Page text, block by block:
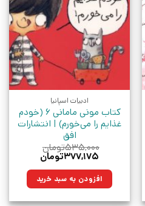
ادبیات اسپانیا
کتاب مونی مامانی 6 (خودم
غذایم را می‌خورم) | انتشارات
افق
۵۳۵,۰۰۰تومان
قیمت
۵۳۵,۰۰۰تومان
بود.
۳۷۷,۱۷۵تومان
۳۷۷,۱۷۵تومان.افزودن به سبد خرید